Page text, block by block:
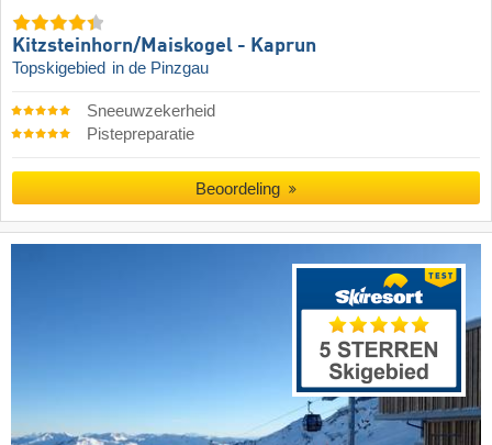
Kitzsteinhorn/​Maiskogel - Kaprun
Topskigebied in de Pinzgau
Sneeuwzekerheid
Pistepreparatie
Beoordeling